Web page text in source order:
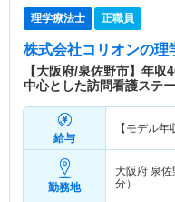
理学療法士 正職員
株式会社コリオンの理
【大阪府/泉佐野市】年
中心とした訪問看護ステ
給与
【モデル年
勤務地
大阪府 泉佐
分）